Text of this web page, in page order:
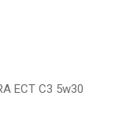
ECT C3 5w30